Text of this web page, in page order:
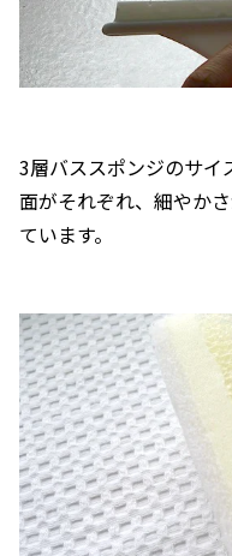
3層バススポンジのサ
面がそれぞれ、細やか
ています。